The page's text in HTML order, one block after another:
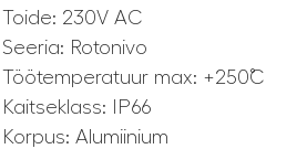
Toide: 230V AC
Seeria: Rotonivo
Töötemperatuur max: +250˚C
Kaitseklass: IP66
Korpus: Alumiinium